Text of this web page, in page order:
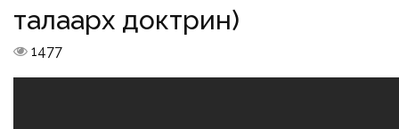
талаарх доктрин)
1477